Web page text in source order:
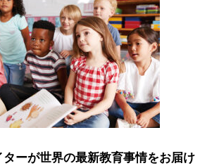
ーが世界の最新教育事情をお届け